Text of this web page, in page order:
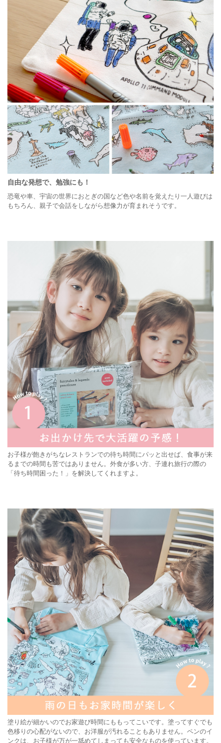
自由な発想で、勉強にも！
恐竜や車、宇宙の世界におとぎの国など色や名前を覚えたり一人遊びは
もちろん、親子で会話をしながら想像力が育まれそうです。
お子様が飽きがちなレストランでの待ち時間にパッと出せば、食事が来
るまでの時間も苦ではありません。外食が多い方、子連れ旅行の際の
「待ち時間困った！」を解決してくれますよ。
塗り絵が細かいのでお家遊び時間にももってこいです。塗ってすぐでも
色移りの心配がないので、お洋服が汚れることもありません。ペンのイ
ンクは、お子様が万が一舐めてしまっても安全なものを使っています。